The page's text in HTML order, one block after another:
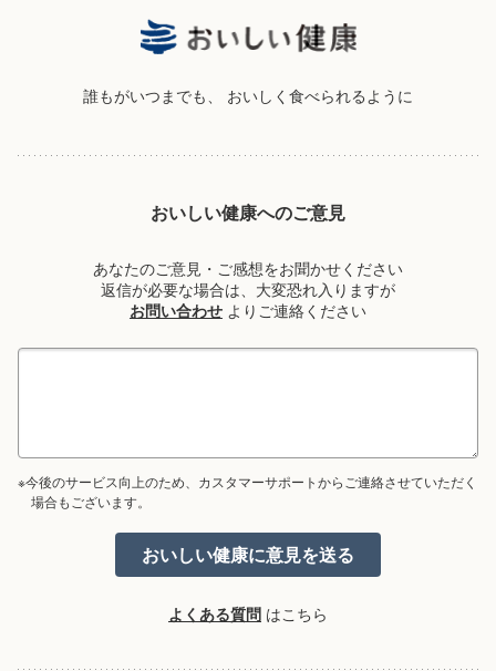
誰もがいつまでも、 おいしく食べられるように
おいしい健康へのご意見
あなたのご意見・ご感想をお聞かせください
返信が必要な場合は、大変恐れ入りますが
お問い合わせ よりご連絡ください
※今後のサービス向上のため、カスタマーサポートからご連絡させていただく
場合もございます。
よくある質問 はこちら